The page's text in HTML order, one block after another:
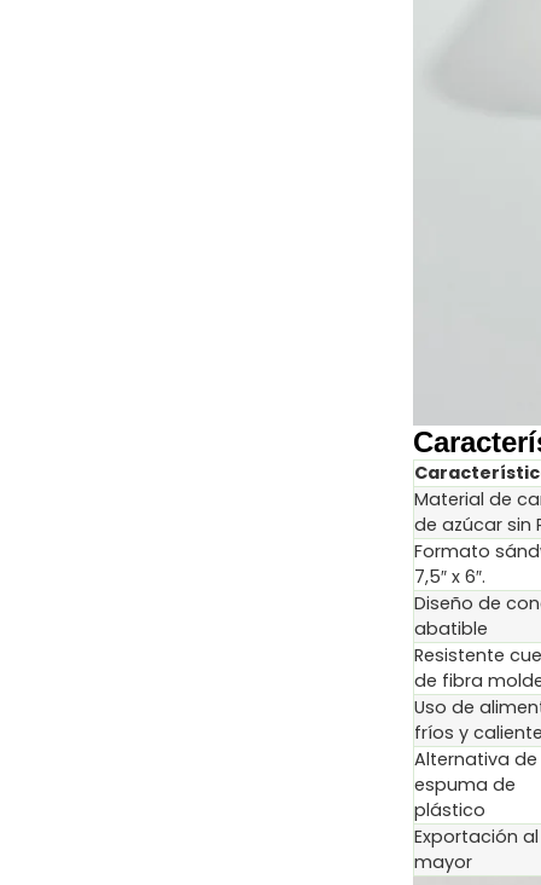
Material de
de azúcar sin
Formato
7,5″ x 6″.
Diseño de
abatible
Resistente
de fibra
Uso de
fríos y
Alternativa de
espuma de
plástico
Exportación
mayor